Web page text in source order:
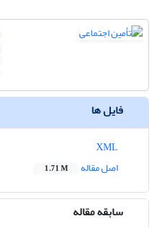
فایل ها
اصل مقاله
1.71 M
سابقه مقاله